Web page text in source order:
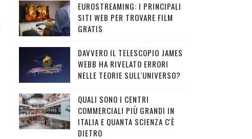
EUROSTREAMING: I PRINCIPALI
SITI WEB PER TROVARE FILM
GRATIS
DAVVERO IL TELESCOPIO JAMES
WEBB HA RIVELATO ERRORI
NELLE TEORIE SULL'UNIVERSO?
QUALI SONO I CENTRI
COMMERCIALI PIÙ GRANDI IN
ITALIA E QUANTA SCIENZA C'È
DIETRO